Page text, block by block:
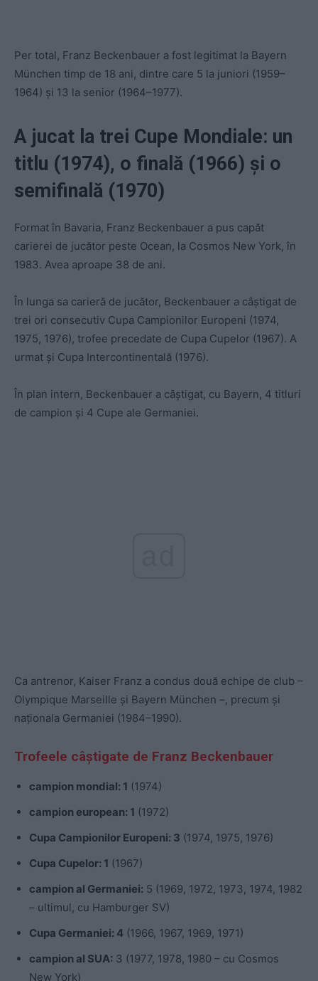
Per total, Franz Beckenbauer a fost legitimat la Bayern
München timp de 18 ani, dintre care 5 la juniori (1959–
1964) și 13 la senior (1964–1977).
A jucat la trei Cupe Mondiale: un
titlu (1974), o finală (1966) și o
semifinală (1970)
Format în Bavaria, Franz Beckenbauer a pus capăt
carierei de jucător peste Ocean, la Cosmos New York, în
1983. Avea aproape 38 de ani.
În lunga sa carieră de jucător, Beckenbauer a câștigat de
trei ori consecutiv Cupa Campionilor Europeni (1974,
1975, 1976), trofee precedate de Cupa Cupelor (1967). A
urmat și Cupa Intercontinentală (1976).
În plan intern, Beckenbauer a câștigat, cu Bayern, 4 titluri
de campion și 4 Cupe ale Germaniei.
Ca antrenor, Kaiser Franz a condus două echipe de club –
Olympique Marseille și Bayern München –, precum și
naționala Germaniei (1984–1990).
Trofeele câștigate de Franz Beckenbauer
campion mondial: 1 (1974)
campion european: 1 (1972)
Cupa Campionilor Europeni: 3 (1974, 1975, 1976)
Cupa Cupelor: 1 (1967)
campion al Germaniei: 5 (1969, 1972, 1973, 1974, 1982
– ultimul, cu Hamburger SV)
Cupa Germaniei: 4 (1966, 1967, 1969, 1971)
campion al SUA: 3 (1977, 1978, 1980 – cu Cosmos
New York)